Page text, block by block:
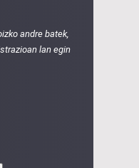
andre batek,
lan egin